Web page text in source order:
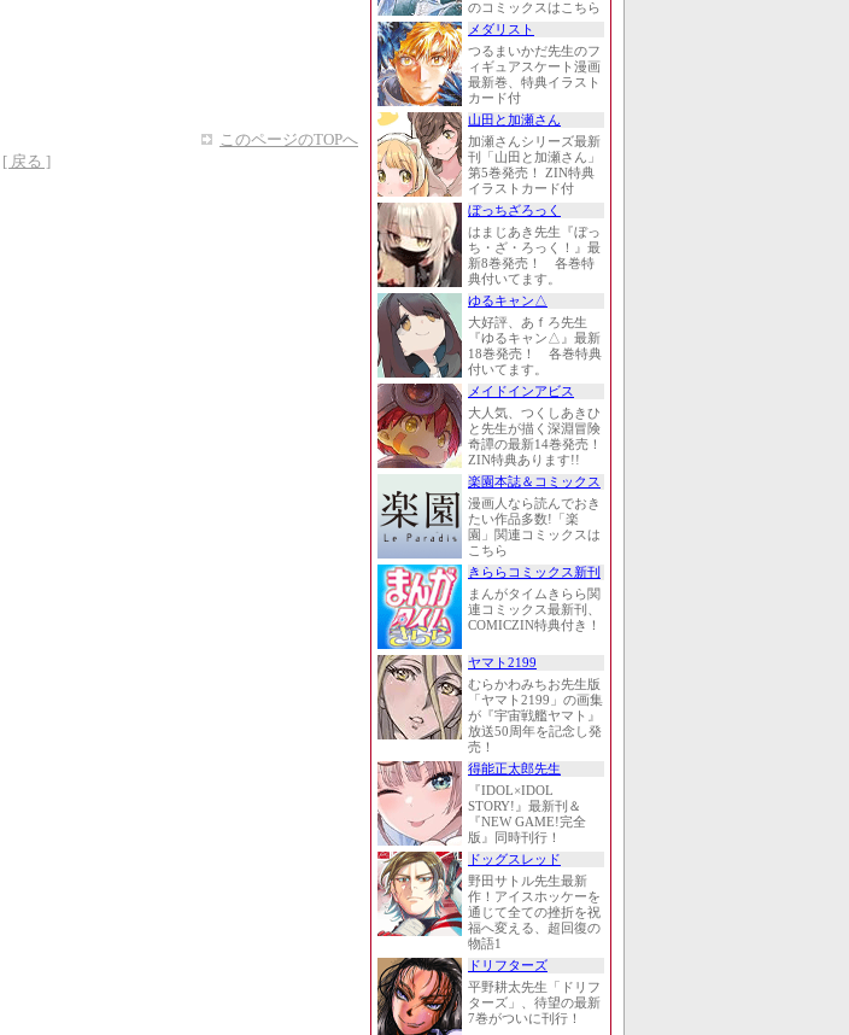
このページのTOPへ
[ 戻る ]
のコミックスはこちら
メダリスト
つるまいかだ先生のフ
ィギュアスケート漫画
最新巻、特典イラスト
カード付
山田と加瀬さん
加瀬さんシリーズ最新
刊「山田と加瀬さん」
第5巻発売！ ZIN特典
イラストカード付
ぼっちざろっく
はまじあき先生『ぼっ
ち・ざ・ろっく！』最
新8巻発売！ 各巻特
典付いてます。
ゆるキャン△
大好評、あｆろ先生
『ゆるキャン△』最新
18巻発売！ 各巻特典
付いてます。
メイドインアビス
大人気、つくしあきひ
と先生が描く深淵冒険
奇譚の最新14巻発売！
ZIN特典あります!!
楽園本誌＆コミックス
漫画人なら読んでおき
たい作品多数!「楽
園」関連コミックスは
こちら
きららコミックス新刊
まんがタイムきらら関
連コミックス最新刊、
COMICZIN特典付き！
ヤマト2199
むらかわみちお先生版
「ヤマト2199」の画集
が『宇宙戦艦ヤマト』
放送50周年を記念し発
売！
得能正太郎先生
『IDOL×IDOL
STORY!』最新刊＆
『NEW GAME!完全
版』同時刊行！
ドッグスレッド
野田サトル先生最新
作！アイスホッケーを
通じて全ての挫折を祝
福へ変える、超回復の
物語1
ドリフターズ
平野耕太先生「ドリフ
ターズ」、待望の最新
7巻がついに刊行！